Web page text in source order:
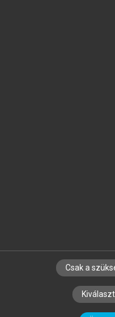
SZERZŐKNEK
SZERKESZTÉSI
Csak a